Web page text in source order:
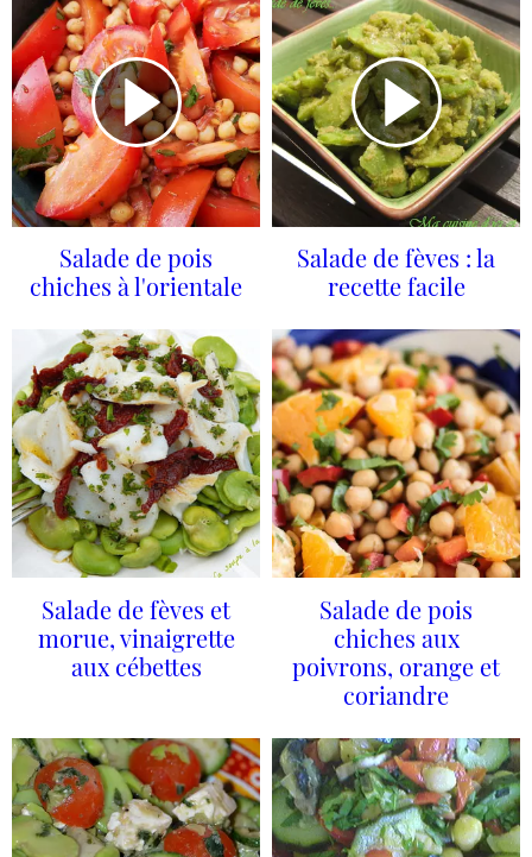
Salade de pois
chiches à l'orientale
Salade de fèves : la
recette facile
Salade de fèves et
morue, vinaigrette
aux cébettes
Salade de pois
chiches aux
poivrons, orange et
coriandre